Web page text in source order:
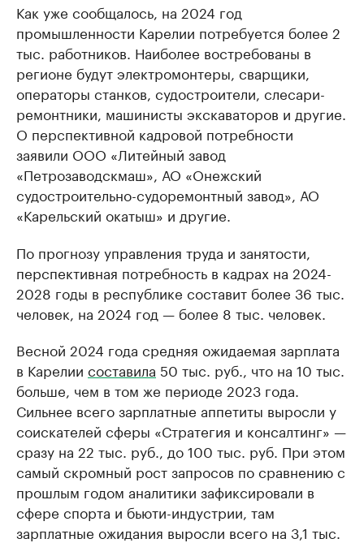
Как уже сообщалось, на 2024 год
промышленности Карелии потребуется более 2
тыс. работников. Наиболее востребованы в
регионе будут электромонтеры, сварщики,
операторы станков, судостроители, слесари-
ремонтники, машинисты экскаваторов и другие.
О перспективной кадровой потребности
заявили ООО «Литейный завод
«Петрозаводскмаш», АО «Онежский
судостроительно-судоремонтный завод», АО
«Карельский окатыш» и другие.
По прогнозу управления труда и занятости,
перспективная потребность в кадрах на 2024-
2028 годы в республике составит более 36 тыс.
человек, на 2024 год — более 8 тыс. человек.
Весной 2024 года средняя ожидаемая зарплата
в Карелии составила 50 тыс. руб., что на 10 тыс.
больше, чем в том же периоде 2023 года.
Сильнее всего зарплатные аппетиты выросли у
соискателей сферы «Стратегия и консалтинг» —
сразу на 22 тыс. руб., до 100 тыс. руб. При этом
самый скромный рост запросов по сравнению с
прошлым годом аналитики зафиксировали в
сфере спорта и бьюти-индустрии, там
зарплатные ожидания выросли всего на 3,1 тыс.